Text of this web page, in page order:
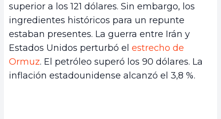
superior a los 121 dólares. Sin embargo, los
ingredientes históricos para un repunte
estaban presentes. La guerra entre Irán y
Estados Unidos perturbó el estrecho de
Ormuz. El petróleo superó los 90 dólares. La
inflación estadounidense alcanzó el 3,8 %.